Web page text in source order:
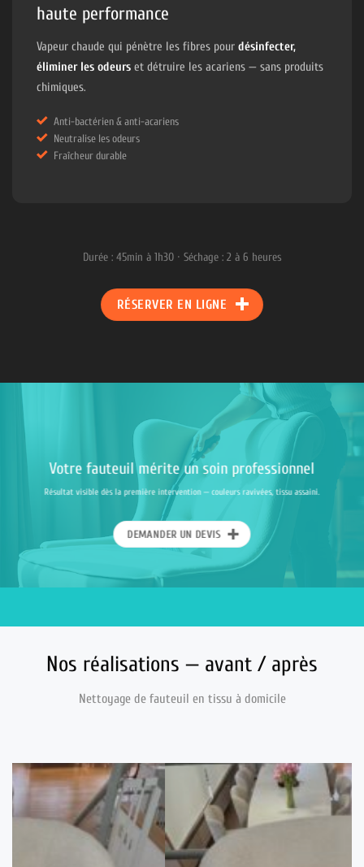
haute performance
Vapeur chaude qui pénètre les fibres pour désinfecter,
éliminer les odeurs et détruire les acariens — sans produits
chimiques.
Anti-bactérien & anti-acariens
Neutralise les odeurs
Fraîcheur durable
Durée : 45min à 1h30 · Séchage : 2 à 6 heures
RÉSERVER EN LIGNE
Votre fauteuil mérite un soin professionnel
Résultat visible dès la première intervention — couleurs ravivées, tissu assaini.
DEMANDER UN DEVIS
Nos réalisations — avant / après
Nettoyage de fauteuil en tissu à domicile